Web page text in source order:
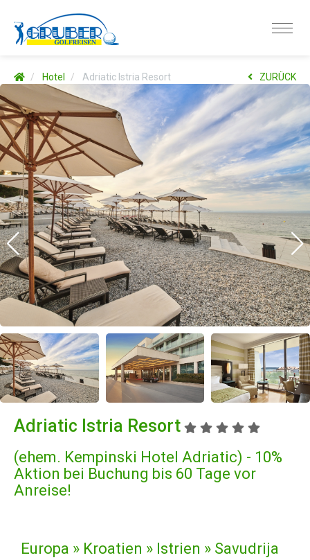
Hotel Adriatic Istria Resort ZURÜCK
Adriatic Istria Resort
(ehem. Kempinski Hotel Adriatic) - 10%
Aktion bei Buchung bis 60 Tage vor
Anreise!
Europa » Kroatien » Istrien » Savudrija